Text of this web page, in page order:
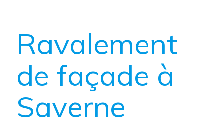
Ravalement
de façade à
Saverne